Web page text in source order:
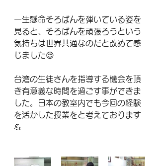
一生懸命そろばんを弾いている姿を
見ると、そろばんを頑張ろうという
気持ちは世界共通なのだと改めて感
じました😌
台湾の生徒さんを指導する機会を頂
き有意義な時間を過ごす事ができま
した。日本の教室内でも今回の経験
を活かした授業をと考えております
💪